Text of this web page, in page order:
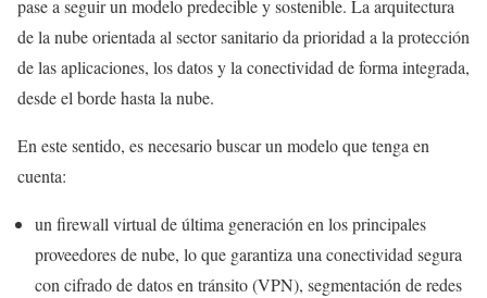
pase a seguir un modelo predecible y sostenible. La arquitectura
de la nube orientada al sector sanitario da prioridad a la protección
de las aplicaciones, los datos y la conectividad de forma integrada,
desde el borde hasta la nube.
En este sentido, es necesario buscar un modelo que tenga en
cuenta:
un firewall virtual de última generación en los principales
proveedores de nube, lo que garantiza una conectividad segura
con cifrado de datos en tránsito (VPN), segmentación de redes